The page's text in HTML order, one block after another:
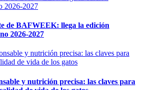
de BAFWEEK: llega la edición
2026-2027
y nutrición precisa: las claves para